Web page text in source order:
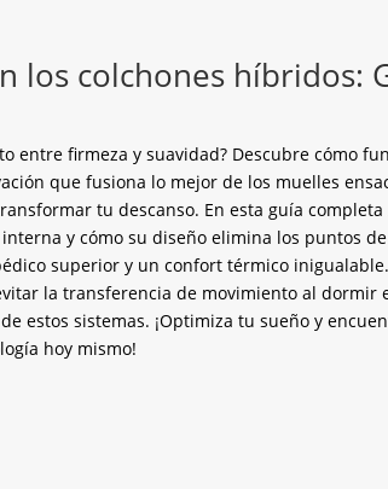
los colchones híbridos:
entre firmeza y suavidad? Descubre cómo
que fusiona lo mejor de los muelles
tu descanso. En esta guía completa
y cómo su diseño elimina los puntos
superior y un confort térmico
la transferencia de movimiento al dormir
estos sistemas. ¡Optimiza tu sueño y
hoy mismo!